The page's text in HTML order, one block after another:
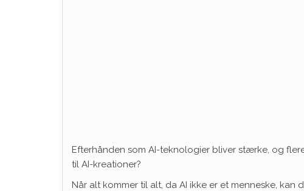
Efterhånden som AI-teknologier bliver stærke, og
til AI-kreationer?
Når alt kommer til alt, da AI ikke er et menneske, kan